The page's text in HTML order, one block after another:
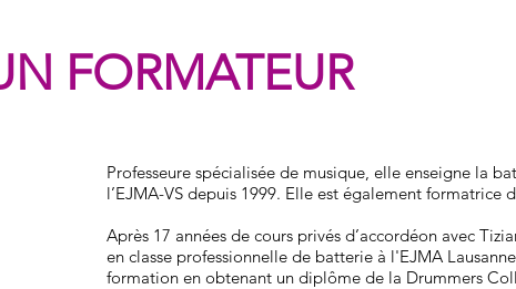
FORMATEUR
Professeure spécialisée de musique, elle enseigne la
l’EJMA-VS depuis 1999. Elle est également formatrice
Après 17 années de cours privés d’accordéon avec
en classe professionnelle de batterie à l'EJMA
formation en obtenant un diplôme de la Drummers